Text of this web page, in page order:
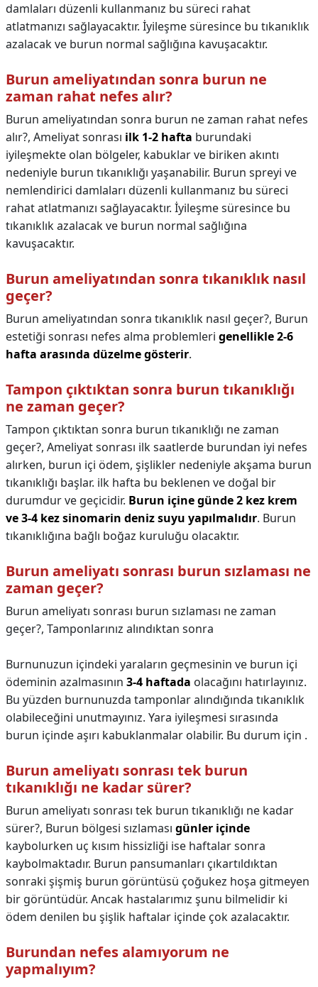
damlaları düzenli kullanmanız bu süreci rahat
atlatmanızı sağlayacaktır. İyileşme süresince bu tıkanıklık
azalacak ve burun normal sağlığına kavuşacaktır.
Burun ameliyatından sonra burun ne
zaman rahat nefes alır?
Burun ameliyatından sonra burun ne zaman rahat nefes
alır?, Ameliyat sonrası ilk 1-2 hafta burundaki
iyileşmekte olan bölgeler, kabuklar ve biriken akıntı
nedeniyle burun tıkanıklığı yaşanabilir. Burun spreyi ve
nemlendirici damlaları düzenli kullanmanız bu süreci
rahat atlatmanızı sağlayacaktır. İyileşme süresince bu
tıkanıklık azalacak ve burun normal sağlığına
kavuşacaktır.
Burun ameliyatından sonra tıkanıklık nasıl
geçer?
Burun ameliyatından sonra tıkanıklık nasıl geçer?, Burun
estetiği sonrası nefes alma problemleri genellikle 2-6
hafta arasında düzelme gösterir.
Tampon çıktıktan sonra burun tıkanıklığı
ne zaman geçer?
Tampon çıktıktan sonra burun tıkanıklığı ne zaman
geçer?, Ameliyat sonrası ilk saatlerde burundan iyi nefes
alırken, burun içi ödem, şişlikler nedeniyle akşama burun
tıkanıklığı başlar. ilk hafta bu beklenen ve doğal bir
durumdur ve geçicidir. Burun içine günde 2 kez krem
ve 3-4 kez sinomarin deniz suyu yapılmalıdır. Burun
tıkanıklığına bağlı boğaz kuruluğu olacaktır.
Burun ameliyatı sonrası burun sızlaması ne
zaman geçer?
Burun ameliyatı sonrası burun sızlaması ne zaman
geçer?, Tamponlarınız alındıktan sonra
Burnunuzun içindeki yaraların geçmesinin ve burun içi
ödeminin azalmasının 3-4 haftada olacağını hatırlayınız.
Bu yüzden burnunuzda tamponlar alındığında tıkanıklık
olabileceğini unutmayınız. Yara iyileşmesi sırasında
burun içinde aşırı kabuklanmalar olabilir. Bu durum için .
Burun ameliyatı sonrası tek burun
tıkanıklığı ne kadar sürer?
Burun ameliyatı sonrası tek burun tıkanıklığı ne kadar
sürer?, Burun bölgesi sızlaması günler içinde
kaybolurken uç kısım hissizliği ise haftalar sonra
kaybolmaktadır. Burun pansumanları çıkartıldıktan
sonraki şişmiş burun görüntüsü çoğukez hoşa gitmeyen
bir görüntüdür. Ancak hastalarımız şunu bilmelidir ki
ödem denilen bu şişlik haftalar içinde çok azalacaktır.
Burundan nefes alamıyorum ne
yapmalıyım?